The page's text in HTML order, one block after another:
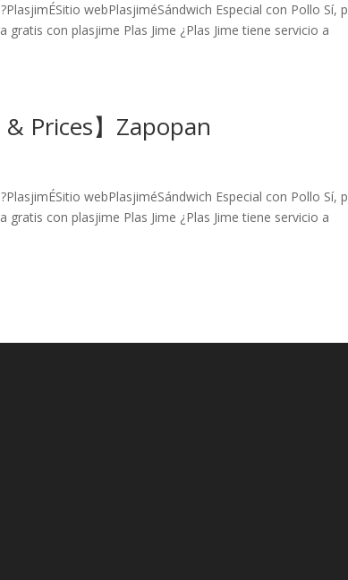
webPlasjiméSándwich Especial con Pollo Sí,
con plasjime Plas Jime ¿Plas Jime tiene servicio a
Prices】Zapopan
webPlasjiméSándwich Especial con Pollo Sí,
con plasjime Plas Jime ¿Plas Jime tiene servicio a